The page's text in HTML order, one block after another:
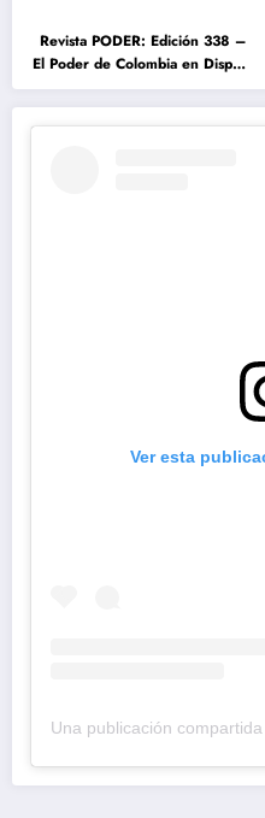
Revista PODER: Edición 338 –
El Poder de Colombia en Disputa
2026
Ver esta